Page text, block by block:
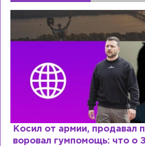
Косил от армии, продавал
воровал гумпомощь: что о